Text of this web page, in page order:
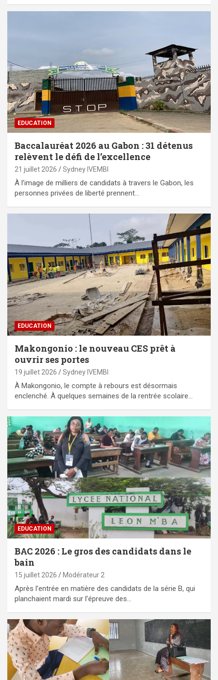
EDUCATION
Baccalauréat 2026 au Gabon : 31 détenus
relèvent le défi de l’excellence
21 juillet 2026 Sydney IVEMBI
À l’image de milliers de candidats à travers le Gabon, les
personnes privées de liberté prennent…
EDUCATION
Makongonio : le nouveau CES prêt à
ouvrir ses portes
19 juillet 2026 Sydney IVEMBI
À Makongonio, le compte à rebours est désormais
enclenché. À quelques semaines de la rentrée scolaire…
EDUCATION
BAC 2026 : Le gros des candidats dans le
bain
15 juillet 2026 Modérateur 2
Après l’entrée en matière des candidats de la série B, qui
planchaient mardi sur l’épreuve des…